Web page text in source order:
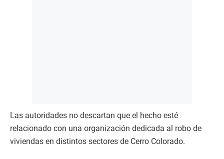
Las autoridades no descartan que el hecho esté
relacionado con una organización dedicada al robo de
viviendas en distintos sectores de Cerro Colorado.